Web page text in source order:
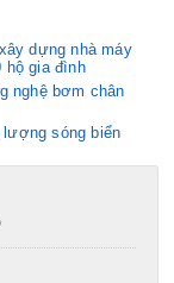
dựng nhà máy
hộ gia đình
nghệ bơm chân
lượng sóng biển